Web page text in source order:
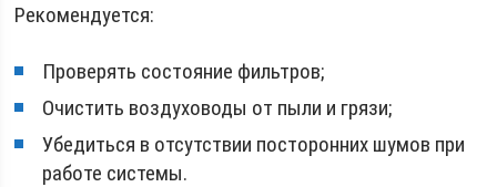
Рекомендуется:
Проверять состояние фильтров;
Очистить воздуховоды от пыли и грязи;
Убедиться в отсутствии посторонних шумов при
работе системы.